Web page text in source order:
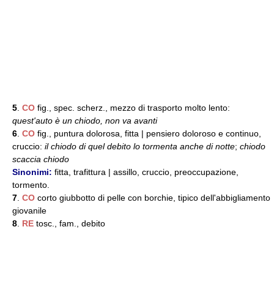
5 CO fig., spec. scherz., mezzo di trasporto molto lento:
quest'auto è un chiodo, non va avanti
6 CO fig., puntura dolorosa, fitta | pensiero doloroso e continuo,
cruccio: il chiodo di quel debito lo tormenta anche di notte; chiodo
scaccia chiodo
Sinonimi: fitta, trafittura | assillo, cruccio, preoccupazione,
tormento.
7 CO corto giubbotto di pelle con borchie, tipico dell'abbigliamento
giovanile
8 RE tosc., fam., debito